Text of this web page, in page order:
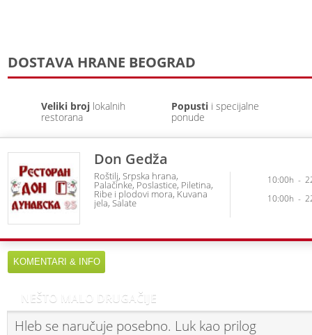
DOSTAVA HRANE BEOGRAD
Veliki broj lokalnih
restorana
Popustii specijalne
ponude
Don Gedža
Roštilj Srpska hrana
Palačinke Poslastice Piletina
Ribe i plodovi mora Kuvana
jela Salate
10:00h -
10:00h -
KOMENTARI & INFO
NEŠTO MALO DRUGAČIJE
Hleb se naručuje posebno. Luk kao prilog